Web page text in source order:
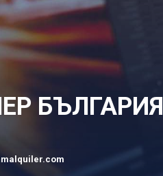
БЪЛГАРИЯ